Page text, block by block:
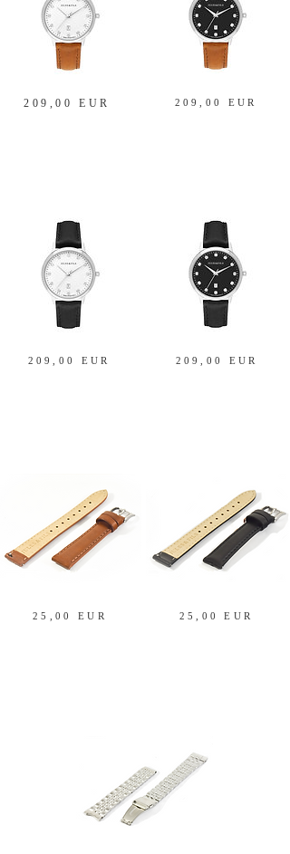
209,00 EUR 209,00 EUR
209,00 EUR
209,00 EUR
25,00 EUR
25,00 EUR